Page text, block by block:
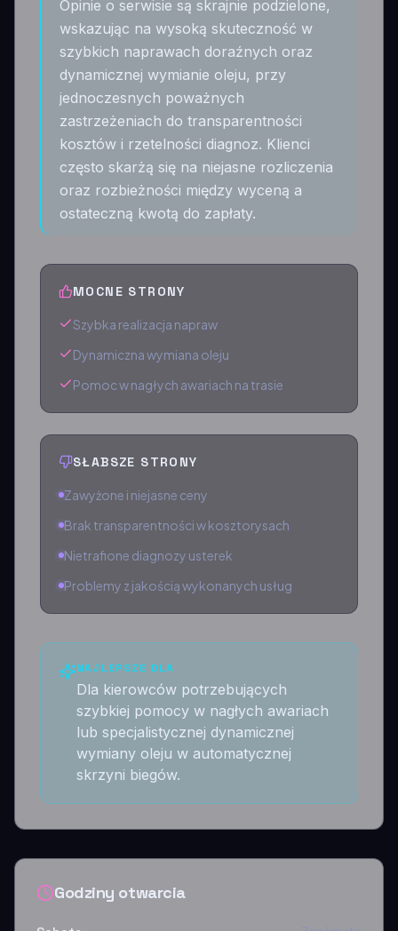
Opinie o serwisie są skrajnie podzielone,
wskazując na wysoką skuteczność w
szybkich naprawach doraźnych oraz
dynamicznej wymianie oleju, przy
jednoczesnych poważnych
zastrzeżeniach do transparentności
kosztów i rzetelności diagnoz. Klienci
często skarżą się na niejasne rozliczenia
oraz rozbieżności między wyceną a
ostateczną kwotą do zapłaty.
MOCNE STRONY
Szybka realizacja napraw
Dynamiczna wymiana oleju
Pomoc w nagłych awariach na trasie
SŁABSZE STRONY
Zawyżone i niejasne ceny
Brak transparentności w kosztorysach
Nietrafione diagnozy usterek
Problemy z jakością wykonanych usług
NAJLEPSZE DLA
Dla kierowców potrzebujących
szybkiej pomocy w nagłych awariach
lub specjalistycznej dynamicznej
wymiany oleju w automatycznej
skrzyni biegów.
Godziny otwarcia